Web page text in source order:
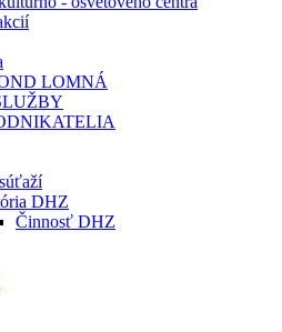
LOMNÁ
DHZ
Činnosť DHZ